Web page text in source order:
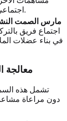
اجتماعي، اسأل شخصًا عن إنجازاته واستمع بنشاط.
مارس الصمت
اجتماع فريق
في بناء عضلات
معالجة
تشمل هذه
دون مراعاة